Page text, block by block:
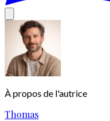
À propos de l'autrice
Thomas